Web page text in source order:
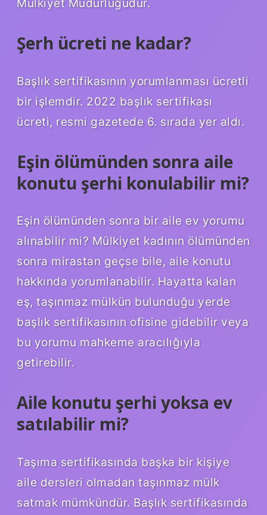
Şerh ücreti ne kadar?
Başlık sertifikasının yorumlanması ücretli
bir işlemdir. 2022 başlık sertifikası
ücreti, resmi gazetede 6. sırada yer aldı.
Eşin ölümünden sonra aile
konutu şerhi konulabilir mi?
Eşin ölümünden sonra bir aile ev yorumu
alınabilir mi? Mülkiyet kadının ölümünden
sonra mirastan geçse bile, aile konutu
hakkında yorumlanabilir. Hayatta kalan
eş, taşınmaz mülkün bulunduğu yerde
başlık sertifikasının ofisine gidebilir veya
bu yorumu mahkeme aracılığıyla
getirebilir.
Aile konutu şerhi yoksa ev
satılabilir mi?
Taşıma sertifikasında başka bir kişiye
aile dersleri olmadan taşınmaz mülk
satmak mümkündür. Başlık sertifikasında